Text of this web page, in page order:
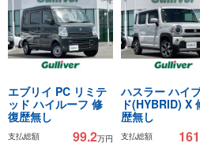
エブリイ PC リミテ
ッド ハイルーフ 修
復歴無し
支払総額 99.2万円
ハスラー ハイ
ド(HYBRID) X
歴無し
支払総額